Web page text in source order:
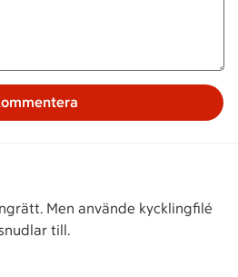
Men använde kycklingfilé
till.